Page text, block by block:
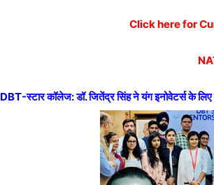
Click here for
DBT-स्टार कॉलेज: डॉ. जितेंद्र सिंह ने यंग इनोवेटर्स के लिए